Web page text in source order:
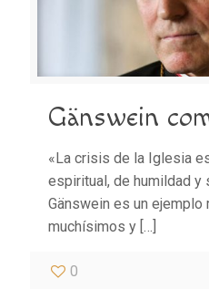
Gänswein
«La crisis de la Iglesia
espiritual, de humildad y
Gänswein es un ejemplo
muchísimos y […]
0